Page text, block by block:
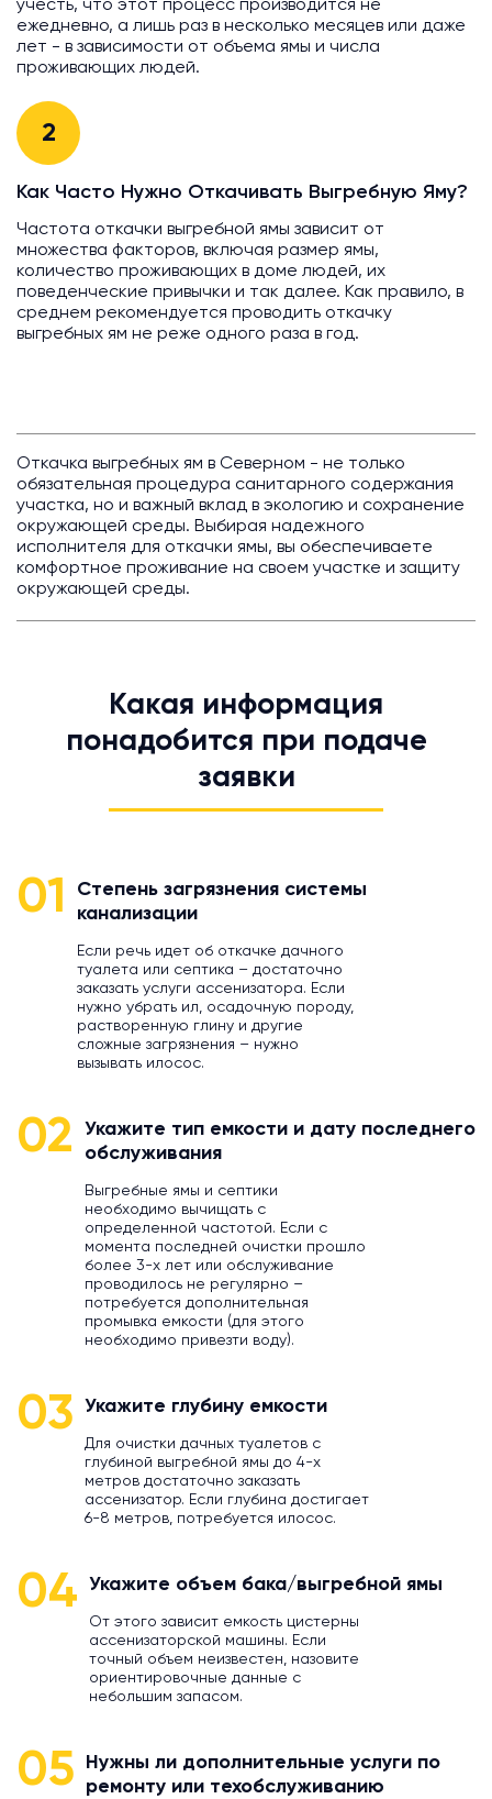
учесть, что этот процесс производится не
ежедневно, а лишь раз в несколько месяцев или даже
лет - в зависимости от объема ямы и числа
проживающих людей.
2
Как Часто Нужно Откачивать Выгребную Яму?
Частота откачки выгребной ямы зависит от
множества факторов, включая размер ямы,
количество проживающих в доме людей, их
поведенческие привычки и так далее. Как правило, в
среднем рекомендуется проводить откачку
выгребных ям не реже одного раза в год.
Откачка выгребных ям в Северном - не только
обязательная процедура санитарного содержания
участка, но и важный вклад в экологию и сохранение
окружающей среды. Выбирая надежного
исполнителя для откачки ямы, вы обеспечиваете
комфортное проживание на своем участке и защиту
окружающей среды.
Какая информация
понадобится при подаче
заявки
01
Степень загрязнения системы
канализации
Если речь идет об откачке дачного
туалета или септика – достаточно
заказать услуги ассенизатора. Если
нужно убрать ил, осадочную породу,
растворенную глину и другие
сложные загрязнения – нужно
вызывать илосос.
02
Укажите тип емкости и дату последнего
обслуживания
Выгребные ямы и септики
необходимо вычищать с
определенной частотой. Если с
момента последней очистки прошло
более 3-х лет или обслуживание
проводилось не регулярно –
потребуется дополнительная
промывка емкости (для этого
необходимо привезти воду).
03 Укажите глубину емкости
Для очистки дачных туалетов с
глубиной выгребной ямы до 4-х
метров достаточно заказать
ассенизатор. Если глубина достигает
6-8 метров, потребуется илосос.
04 Укажите объем бака/выгребной ямы
От этого зависит емкость цистерны
ассенизаторской машины. Если
точный объем неизвестен, назовите
ориентировочные данные с
небольшим запасом.
05
Нужны ли дополнительные услуги по
ремонту или техобслуживанию